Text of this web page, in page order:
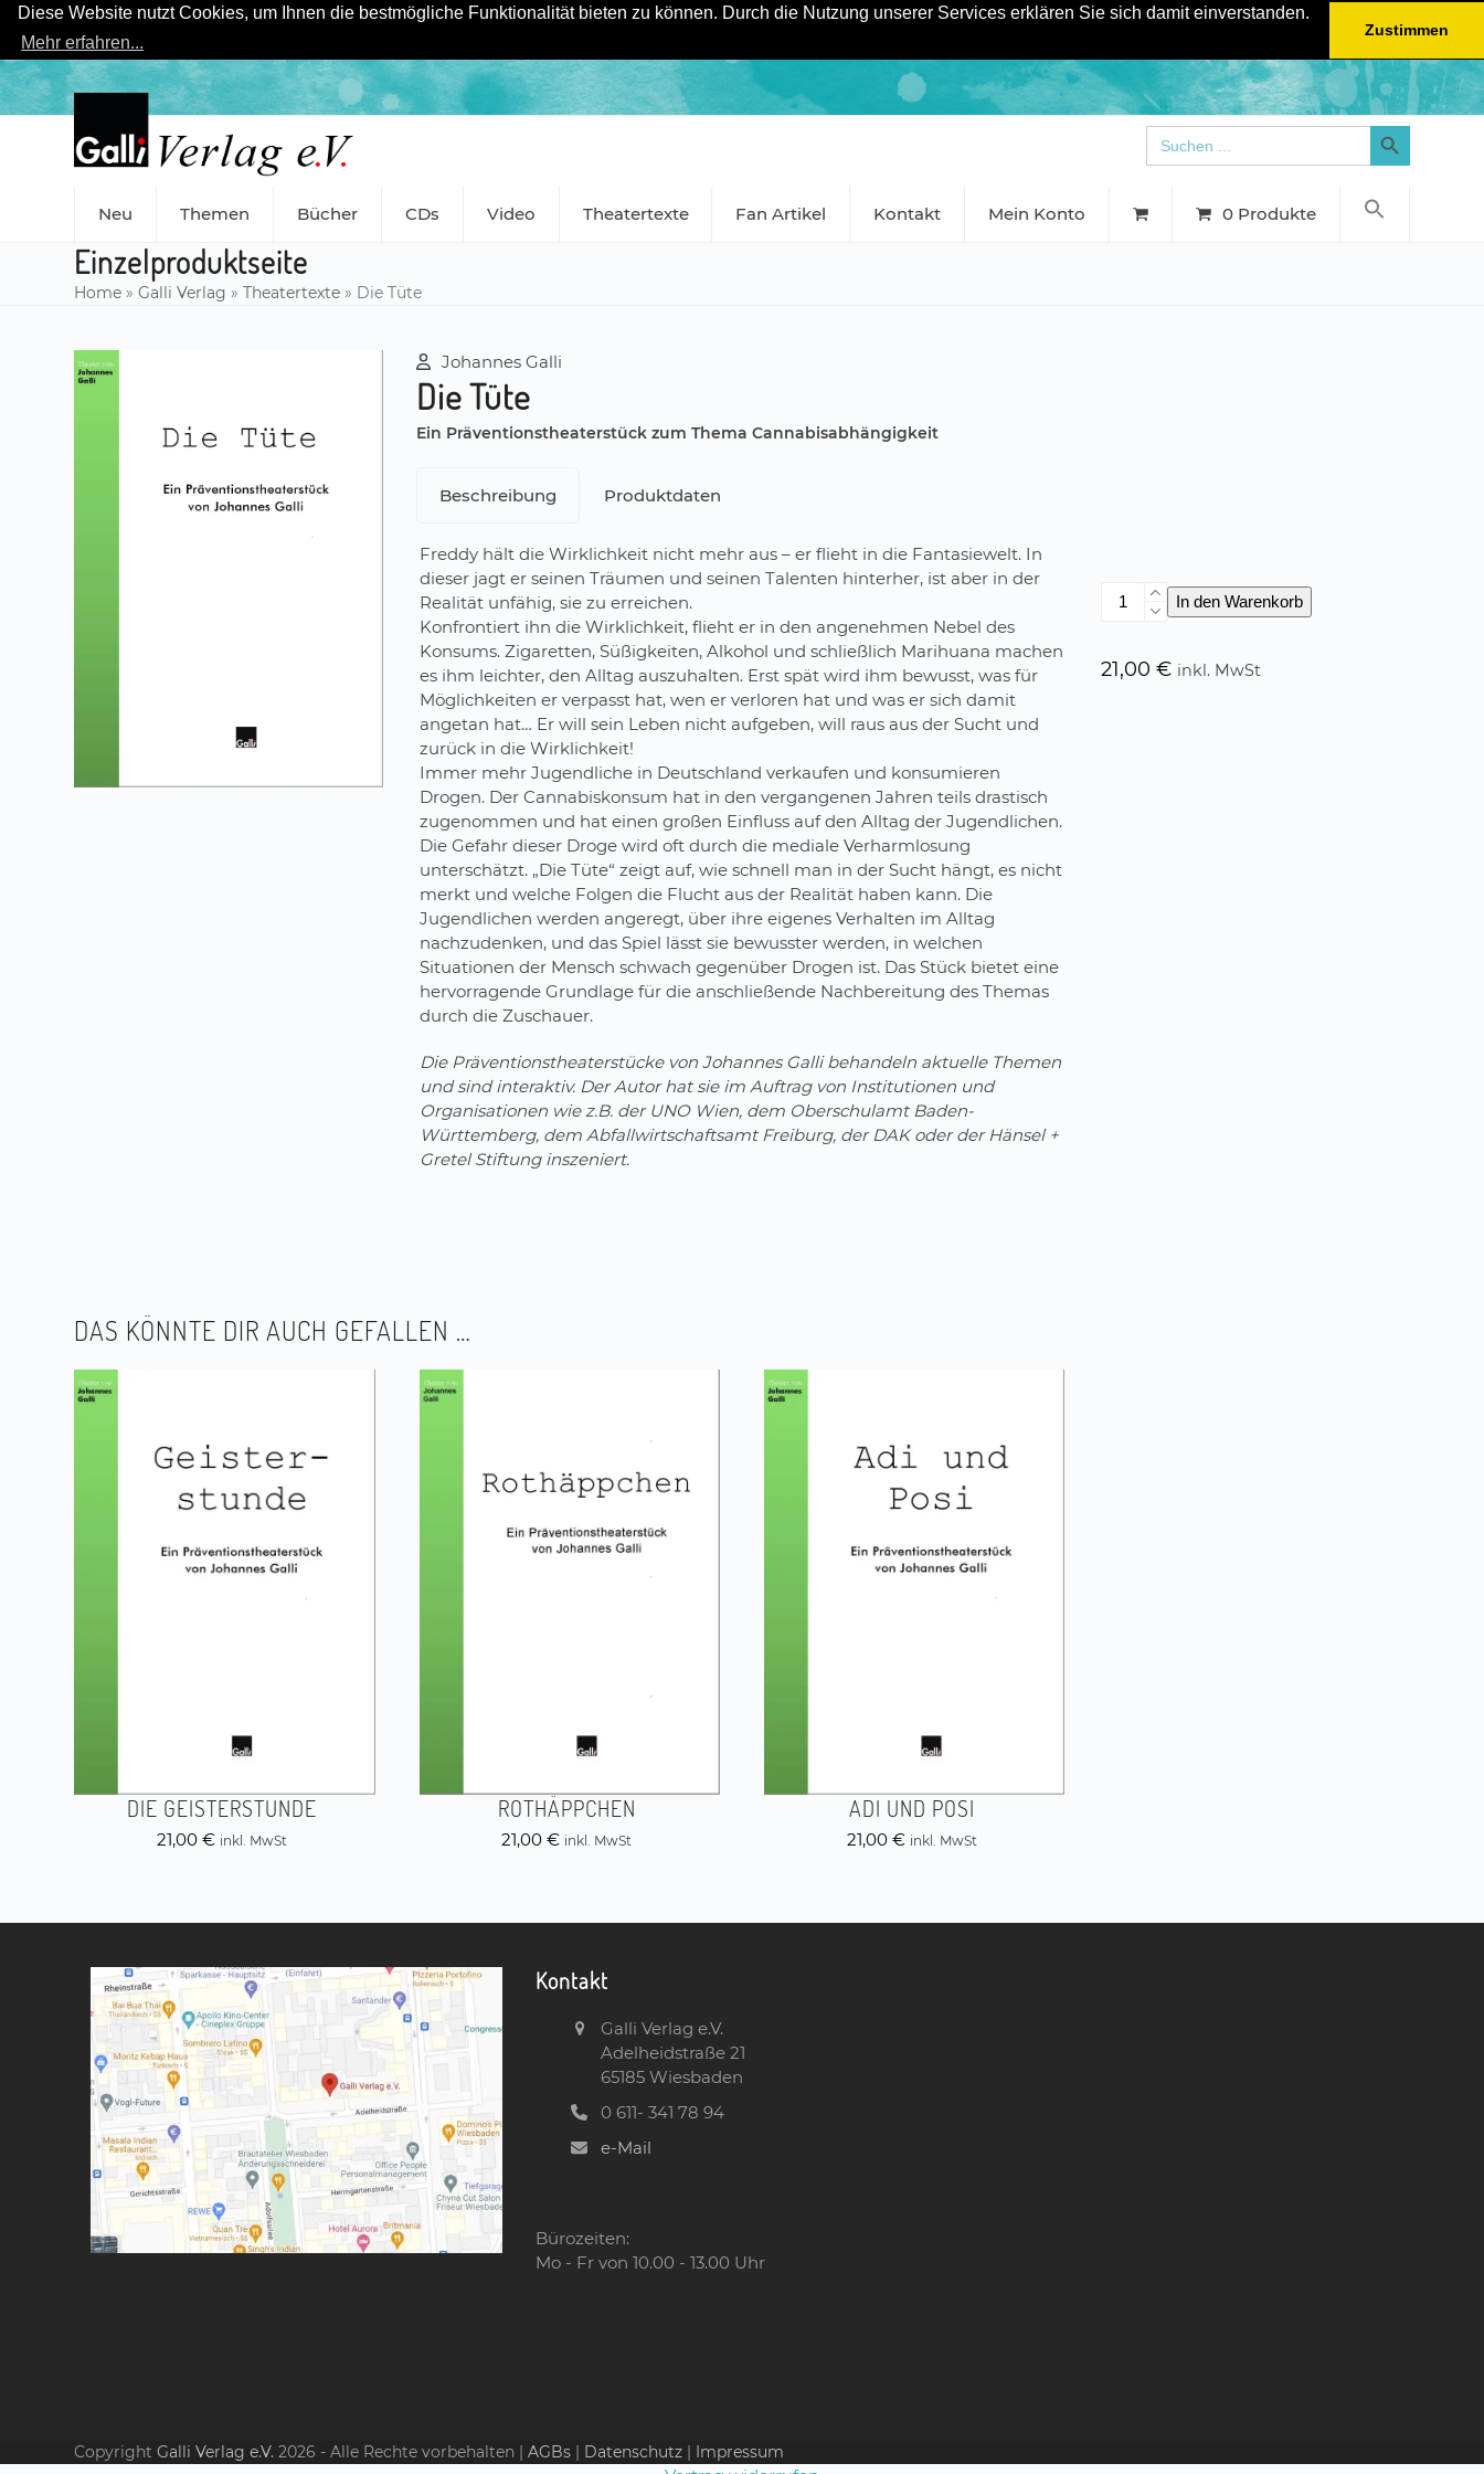
Diese Website nutzt Cookies, um Ihnen die bestmögliche Funktionalität bieten zu können. Durch die Nutzung unserer Services erklären Sie sich damit einverstanden.
Mehr erfahren...
Zustimmen
Skip
content
Search
for:
Search Button
Neu Themen Bücher CDs Video Theatertexte Fan Artikel Kontakt Mein Konto 0 Produkte
Einzelproduktseite
Home »Galli Verlag »Theatertexte » Die Tüte
Johannes Galli
Die Tüte
Ein Präventionstheaterstück zum Thema Cannabisabhängigkeit
Beschreibung Produktdaten
Freddy hält die Wirklichkeit nicht mehr aus – er flieht in die Fantasiewelt. In
dieser jagt er seinen Träumen und seinen Talenten hinterher, ist aber in der
Realität unfähig, sie zu erreichen.
Konfrontiert ihn die Wirklichkeit, flieht er in den angenehmen Nebel des
Konsums. Zigaretten, Süßigkeiten, Alkohol und schließlich Marihuana machen
es ihm leichter, den Alltag auszuhalten. Erst spät wird ihm bewusst, was für
Möglichkeiten er verpasst hat, wen er verloren hat und was er sich damit
angetan hat… Er will sein Leben nicht aufgeben, will raus aus der Sucht und
zurück in die Wirklichkeit!
Immer mehr Jugendliche in Deutschland verkaufen und konsumieren
Drogen. Der Cannabiskonsum hat in den vergangenen Jahren teils drastisch
zugenommen und hat einen großen Einfluss auf den Alltag der Jugendlichen.
Die Gefahr dieser Droge wird oft durch die mediale Verharmlosung
unterschätzt. „Die Tüte“ zeigt auf, wie schnell man in der Sucht hängt, es nicht
merkt und welche Folgen die Flucht aus der Realität haben kann. Die
Jugendlichen werden angeregt, über ihre eigenes Verhalten im Alltag
nachzudenken, und das Spiel lässt sie bewusster werden, in welchen
Situationen der Mensch schwach gegenüber Drogen ist. Das Stück bietet eine
hervorragende Grundlage für die anschließende Nachbereitung des Themas
durch die Zuschauer.
Die Präventionstheaterstücke von Johannes Galli behandeln aktuelle Themen
und sind interaktiv. Der Autor hat sie im Auftrag von Institutionen und
Organisationen wie z.B. der UNO Wien, dem Oberschulamt Baden-
Württemberg, dem Abfallwirtschaftsamt Freiburg, der DAK oder der Hänsel +
Gretel Stiftung inszeniert.
Die
In den Warenkorb
21,00 € inkl. MwSt
DAS KÖNNTE DIR AUCH GEFALLEN …
DIE GEISTERSTUNDE
21,00 € inkl. MwSt
ROTHÄPPCHEN
21,00€ inkl. MwSt
ADI UND POSI
21,00 € inkl. MwSt
Kontakt
Galli Verlag e.V.
Adelheidstraße 21
65185 Wiesbaden
0 611- 341 78 94
e-Mail
Bürozeiten:
Mo - Fr von 10.00 - 13.00 Uhr
CopyrightGalli Verlag e.V.2026 - Alle Rechte vorbehalten |AGBs | Datenschutz | Impressum